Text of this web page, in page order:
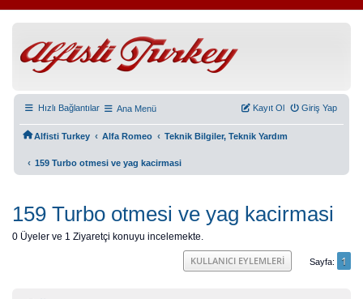
Hızlı Bağlantılar Ana Menü Giriş Yap
Kayıt Ol
Alfisti Turkey ‹ Alfa Romeo ‹ Teknik Bilgiler, Teknik Yardım
‹ 159 Turbo otmesi ve yag kacirmasi
159 Turbo otmesi ve yag kacirmasi
0 Üyeler ve 1 Ziyaretçi konuyu incelemekte.
Sayfa 1
KULLANICI EYLEMLERI